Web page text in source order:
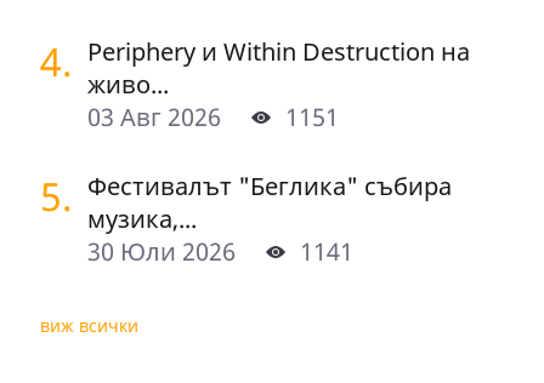
4. Periphery и Within Destruction на
живо...
03 Авг 2026
1151
5. Фестивалът "Беглика" събира
музика,...
30 Юли 2026
1141
виж всички